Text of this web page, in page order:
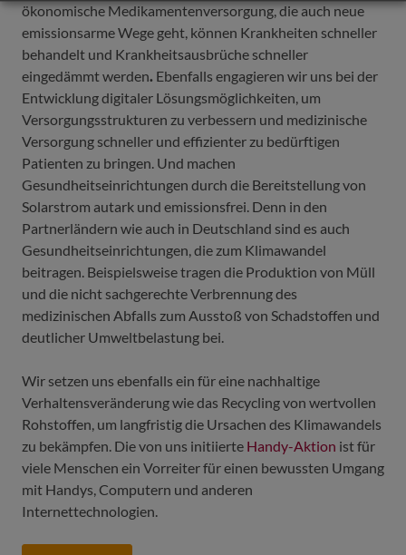
ökonomische Medikamentenversorgung, die auch neue
emissionsarme Wege geht, können Krankheiten schneller
behandelt und Krankheitsausbrüche schneller
eingedämmt werden. Ebenfalls engagieren wir uns bei der
Entwicklung digitaler Lösungsmöglichkeiten, um
Versorgungsstrukturen zu verbessern und medizinische
Versorgung schneller und effizienter zu bedürftigen
Patienten zu bringen. Und machen
Gesundheitseinrichtungen durch die Bereitstellung von
Solarstrom autark und emissionsfrei. Denn in den
Partnerländern wie auch in Deutschland sind es auch
Gesundheitseinrichtungen, die zum Klimawandel
beitragen. Beispielsweise tragen die Produktion von Müll
und die nicht sachgerechte Verbrennung des
medizinischen Abfalls zum Ausstoß von Schadstoffen und
deutlicher Umweltbelastung bei.
Wir setzen uns ebenfalls ein für eine nachhaltige
Verhaltensveränderung wie das Recycling von wertvollen
Rohstoffen, um langfristig die Ursachen des Klimawandels
zu bekämpfen. Die von uns initiierte Handy-Aktion ist für
viele Menschen ein Vorreiter für einen bewussten Umgang
mit Handys, Computern und anderen
Internettechnologien.